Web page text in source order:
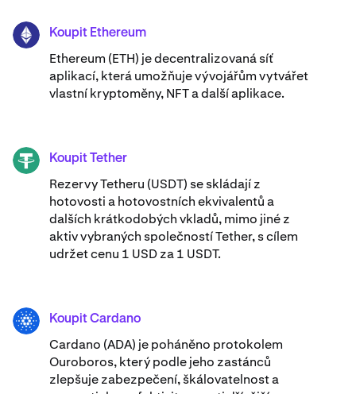
ETH Koupit Ethereum
Ethereum (ETH) je decentralizovaná síť
aplikací, která umožňuje vývojářům vytvářet
vlastní kryptoměny, NFT a další aplikace.
USDT Koupit Tether
Rezervy Tetheru (USDT) se skládají z
hotovosti a hotovostních ekvivalentů a
dalších krátkodobých vkladů, mimo jiné z
aktiv vybraných společností Tether, s cílem
udržet cenu 1 USD za 1 USDT.
ADA Koupit Cardano
Cardano (ADA) ​​je poháněno protokolem
Ouroboros, který podle jeho zastánců
zlepšuje zabezpečení, škálovatelnost a